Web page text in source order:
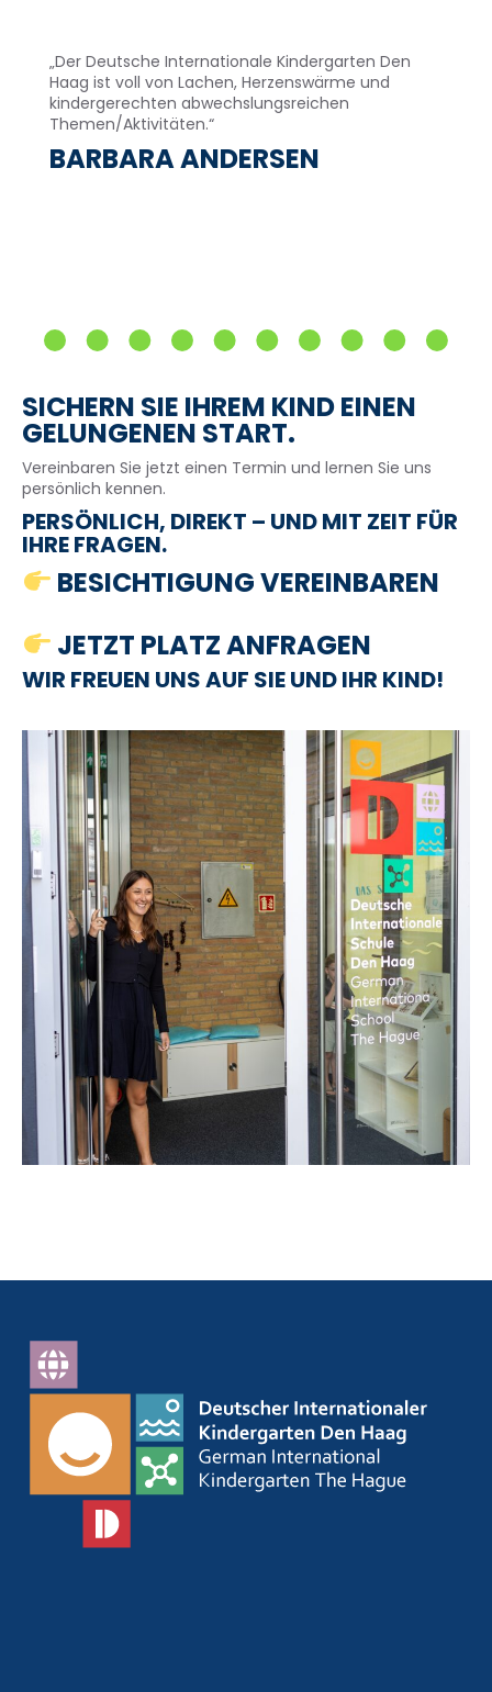
„Der Deutsche Internationale Kindergarten Den
Haag ist voll von Lachen, Herzenswärme und
kindergerechten abwechslungsreichen
Themen/Aktivitäten.“
BARBARA ANDERSEN
SICHERN SIE IHREM KIND EINEN
GELUNGENEN START.
Vereinbaren Sie jetzt einen Termin und lernen Sie uns
persönlich kennen.
PERSÖNLICH, DIREKT – UND MIT ZEIT FÜR
IHRE FRAGEN.
BESICHTIGUNG VEREINBAREN
JETZT PLATZ ANFRAGEN
WIR FREUEN UNS AUF SIE UND IHR KIND!